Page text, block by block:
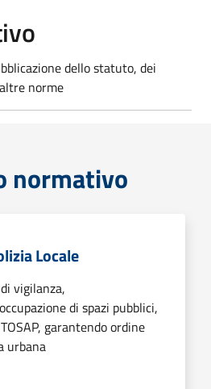
dello statuto, dei
norme
normativo
Locale
vigilanza,
di spazi pubblici,
garantendo ordine
urbana